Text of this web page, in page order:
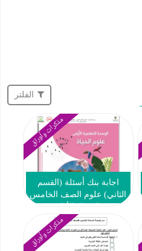
الفلتر
مذكرات وأوراق
اجابة بنك أسئلة (القسم
الثاني) علوم الصف الخامس
مذكرات وأوراق